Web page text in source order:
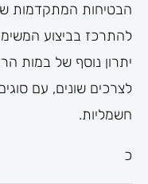
הבטיחות המתקדמות
להתרכז בביצוע
יתרון נוסף של במות
לצרכים שונים, עם
חשמליות.
כ